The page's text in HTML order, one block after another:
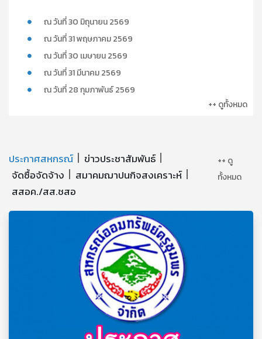
ณ วันที่ 30 มิถุนายน 2569
ณ วันที่ 31 พฤษภาคม 2569
ณ วันที่ 30 เมษายน 2569
ณ วันที่ 31 มีนาคม 2569
ณ วันที่ 28 กุมภาพันธ์ 2569
++ ดูทั้งหมด
ประกาศสหกรณ์
ข่าวประชาสัมพันธ์
จัดซื้อจัดจ้าง
สมาคมฌาปนกิจสงเคราะห์
สสอค./สส.ชสอ
++ ดู
ทั้งหมด